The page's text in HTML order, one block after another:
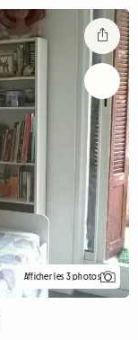
Afficher les 3 photos